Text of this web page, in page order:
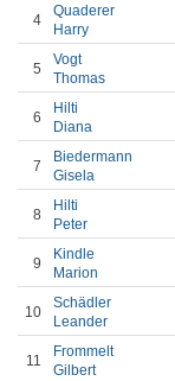
4
Quaderer
Harry
5
Vogt
Thomas
6
Hilti
Diana
7
Biedermann
Gisela
8
Hilti
Peter
9
Kindle
Marion
10
Schädler
Leander
11
Frommelt
Gilbert